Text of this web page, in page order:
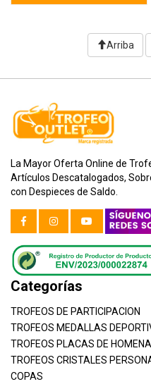
Arriba
La Mayor Oferta Online de
Artículos Descatalogados,
con Despieces de Saldo.
Categorías
TROFEOS DE PARTICIPACION
TROFEOS MEDALLAS
TROFEOS PLACAS DE
TROFEOS CRISTALES
COPAS